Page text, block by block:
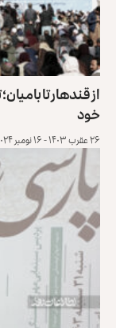
از قندهار تا
خود
۲۶ عقرب ۱۴۰۳ - ۱۶ نومبر ۲۰۲۴